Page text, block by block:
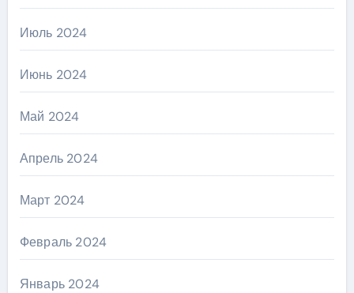
Июль 2024
Июнь 2024
Май 2024
Апрель 2024
Март 2024
Февраль 2024
Январь 2024